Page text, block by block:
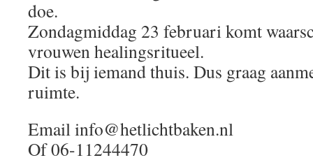
doe.
Zondagmiddag 23 februari komt
vrouwen healingsritueel.
Dit is bij iemand thuis. Dus graag
ruimte.
Email info@hetlichtbaken.nl
Of 06-11244470